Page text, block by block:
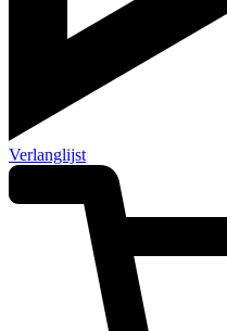
Verlanglijst